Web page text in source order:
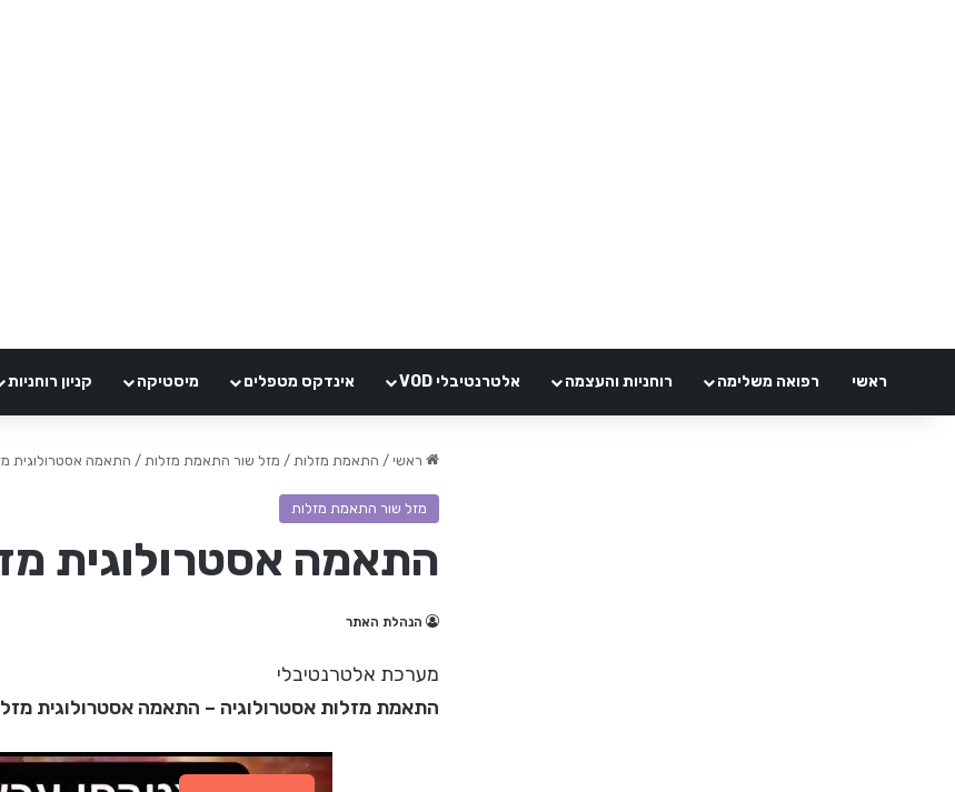
ראשי רפואה משלימה רוחניות והעצמה אלטרנטיבלי VOD אינדקס מטפלים מיסטיקה קניון רוחניות
ראשי / התאמת מזלות / מזל שור התאמת מזלות / התאמה אסטרולוגית
מזל שור התאמת מזלות
התאמה אסטרולוגית
הנהלת האתר
מערכת אלטרנטיבלי
התאמת מזלות אסטרולוגיה – התאמה אסטרולוגית